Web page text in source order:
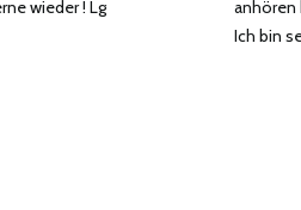
wieder ! Lg
anhören
Ich bin